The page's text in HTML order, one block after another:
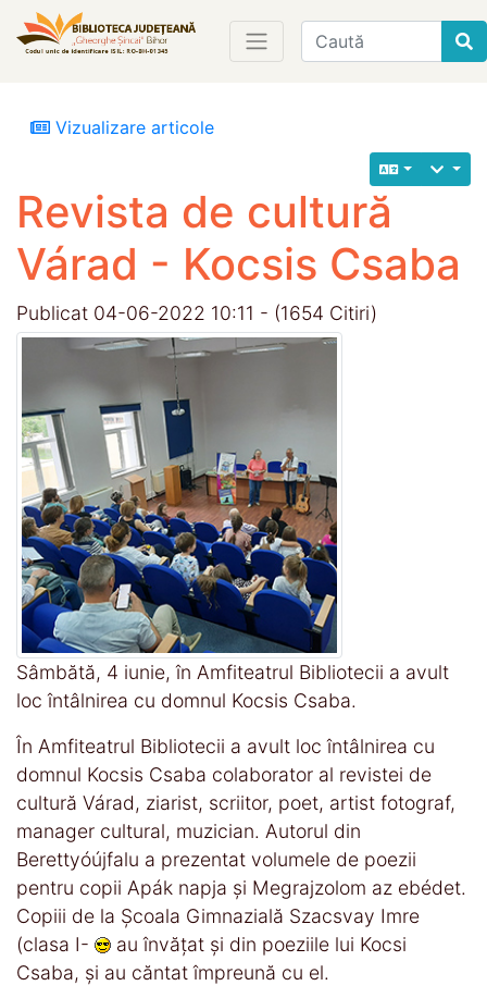
Find
Vizualizare articole
Revista de cultură
Várad - Kocsis Csaba
Publicat 04-06-2022 10:11 - (1654 Citiri)
Sâmbătă, 4 iunie, în Amfiteatrul Bibliotecii a avult
loc întâlnirea cu domnul Kocsis Csaba.
În Amfiteatrul Bibliotecii a avult loc întâlnirea cu
domnul Kocsis Csaba colaborator al revistei de
cultură Várad, ziarist, scriitor, poet, artist fotograf,
manager cultural, muzician. Autorul din
Berettyóújfalu a prezentat volumele de poezii
pentru copii Apák napja şi Megrajzolom az ebédet.
Copiii de la Şcoala Gimnazială Szacsvay Imre
(clasa I-
au învăţat şi din poeziile lui Kocsi
Csaba, şi au căntat împreună cu el.